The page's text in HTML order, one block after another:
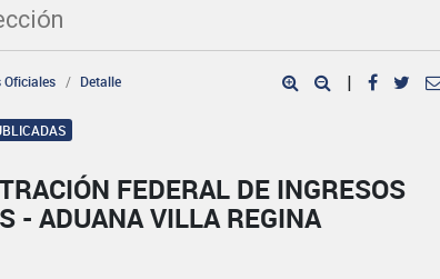
Oficiales Detalle |
FEDERAL DE INGRESOS
- ADUANA VILLA REGINA